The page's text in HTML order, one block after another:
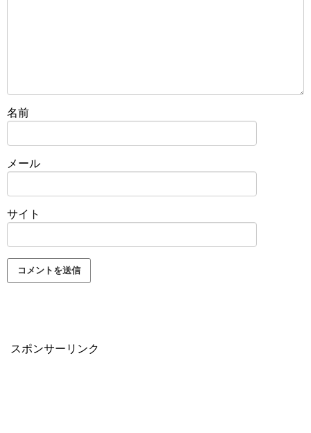
名前
メール
サイト
スポンサーリンク